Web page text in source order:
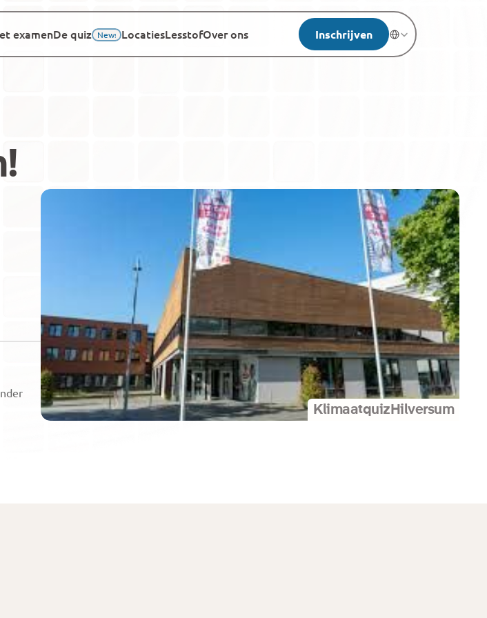
!
Klimaatquiz Hilversum
examenDe quiz New! LocatiesLesstofOver ons Inschrijven Select Language